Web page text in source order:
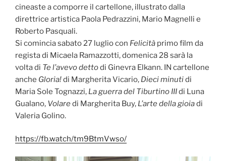
cineaste a comporre il cartellone, illustrato dalla
direttrice artistica Paola Pedrazzini, Mario Magnelli e
Roberto Pasquali.
Si comincia sabato 27 luglio con Felicità primo film da
regista di Micaela Ramazzotti, domenica 28 sarà la
volta di Te l’avevo dettodi Ginevra Elkann. IN cartellone
anche Gloria!di Margherita Vicario, Dieci minutidi
Maria Sole Tognazzi, La guerra del Tiburtino IIIdi Luna
Gualano, Volaredi Margherita Buy, L’arte della gioiadi
Valeria Golino.
https://fb.watch/tm9BtmVwso/